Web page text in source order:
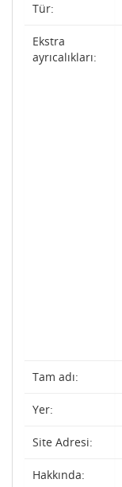
Tür:
Ekstra
ayrıcalıkları:
Tam adı:
Yer:
Site Adresi:
Hakkında: